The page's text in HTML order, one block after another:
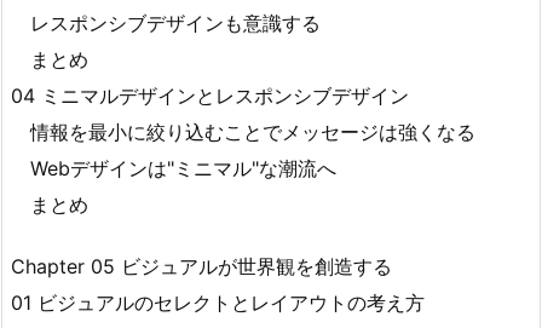
レスポンシブデザインも意識する
まとめ
04 ミニマルデザインとレスポンシブデザイン
情報を最小に絞り込むことでメッセージは強くなる
Webデザインは"ミニマル"な潮流へ
まとめ
Chapter 05 ビジュアルが世界観を創造する
01 ビジュアルのセレクトとレイアウトの考え方